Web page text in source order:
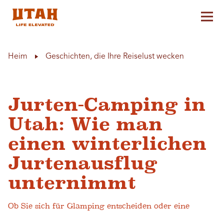
Heim Geschichten, die Ihre Reiselust wecken
Jurten-Camping in
Utah: Wie man
einen winterlichen
Jurtenausflug
unternimmt
Ob Sie sich für Glamping entscheiden oder eine